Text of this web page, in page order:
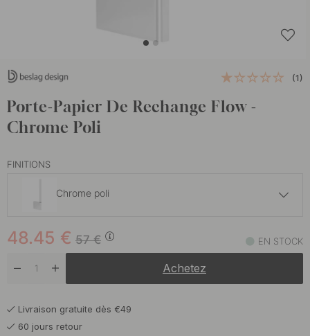
(1)
Porte-Papier De Rechange Flow -
Chrome Poli
FINITIONS
Chrome poli
Laiton bruni En stock
En stock
Noir mat
57€
48.45 € EN STOCK
Achetez
Livraison gratuite dès €49
60 jours retour